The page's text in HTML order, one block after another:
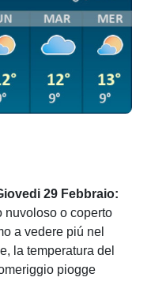
29 Febbraio:
nuvoloso o coperto
a vedere piú nel
la temperatura del
piogge